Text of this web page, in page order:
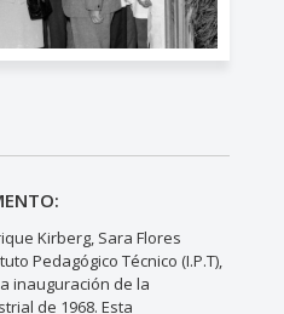
Kirberg, Sara Flores
Pedagógico Técnico (I.P.T),
inauguración de la
de 1968. Esta